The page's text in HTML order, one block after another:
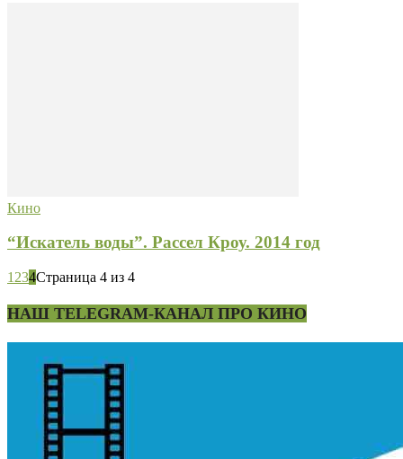
Кино
“Искатель воды”. Рассел Кроу. 2014 год
1 234Страница 4 из 4
НАШ TELEGRAM-КАНАЛ ПРО КИНО